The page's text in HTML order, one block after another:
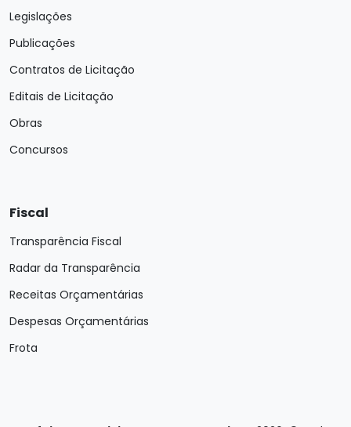
Legislações
Publicações
Contratos de Licitação
Editais de Licitação
Obras
Concursos
Fiscal
Transparência Fiscal
Radar da Transparência
Receitas Orçamentárias
Despesas Orçamentárias
Frota